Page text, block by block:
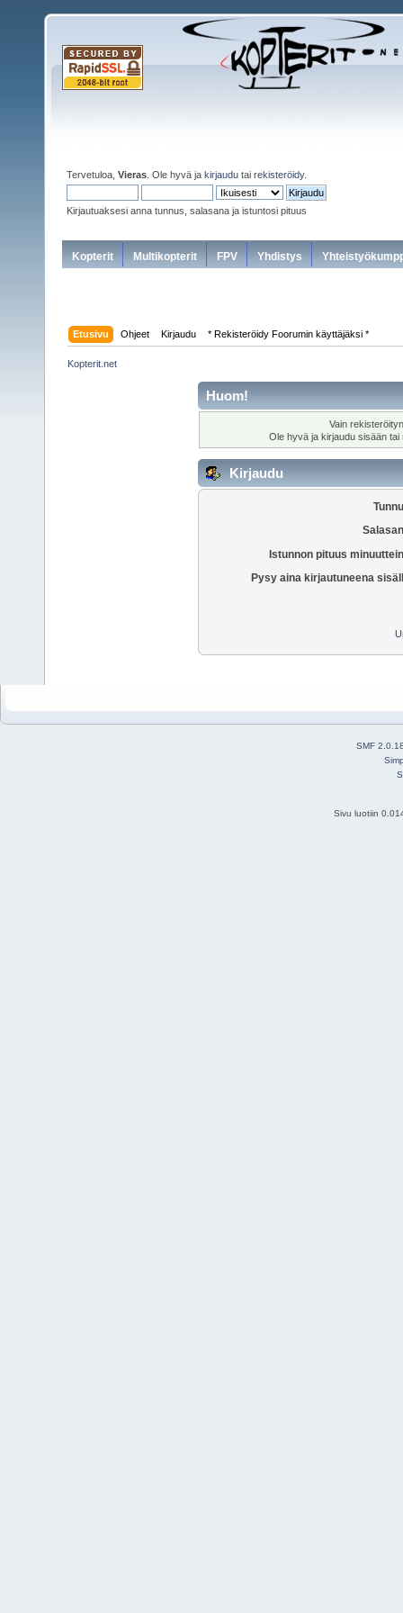
Tervetuloa, Vieras . Ole hyvä ja kirjaudu tai rekisteröidy.
Kirjautuaksesi anna tunnus, salasana ja istuntosi pituus
Kopterit Multikopterit FPV Yhdistys
Etusivu Ohjeet Kirjaudu * Rekisteröidy Foorumin käyttäjäksi *
Kopterit.net
Huom!
Vain
Ole hyvä ja kirjaudu sisään tai
Kirjaudu
Istunnon pituus
Pysy aina kirjautuneena
SMF
Sivu luotiin